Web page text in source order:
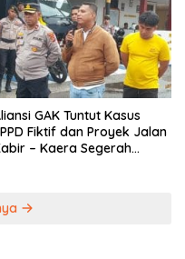
GAK Tuntut Kasus
Fiktif dan Proyek Jalan
– Kaera Segerah